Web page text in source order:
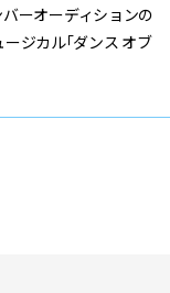
バーオーディションの
ジカル「ダンス オブ